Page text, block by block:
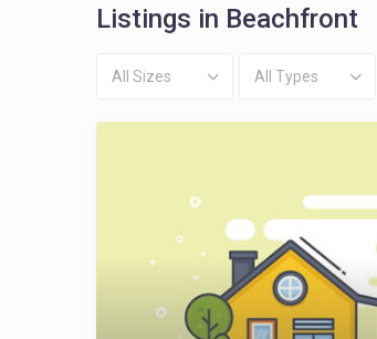
Listings in Beachfront
All Sizes All Types